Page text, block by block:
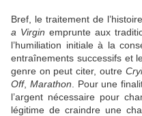
Bref, le traitement de
a Virgin emprunte aux
l’humiliation initiale à la
entraînements successifs et
genre on peut citer, outre
Off, Marathon . Pour une
l’argent nécessaire pour
légitime de craindre une